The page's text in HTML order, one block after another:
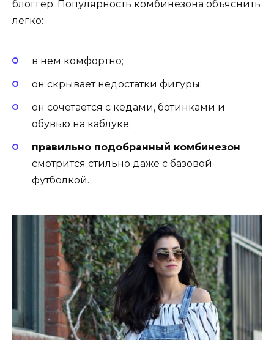
блоггер. Популярность комбинезона объяснить
легко:
в нем комфортно;
он скрывает недостатки фигуры;
он сочетается с кедами, ботинками и
обувью на каблуке;
правильно подобранный комбинезон
смотрится стильно даже с базовой
футболкой.